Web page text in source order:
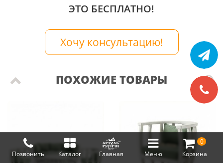
Меню
Позвонить Каталог Главная
0
Корзина
ЭТО БЕСПЛАТНО!
Хочу консультацию!
ПОХОЖИЕ ТОВАРЫ